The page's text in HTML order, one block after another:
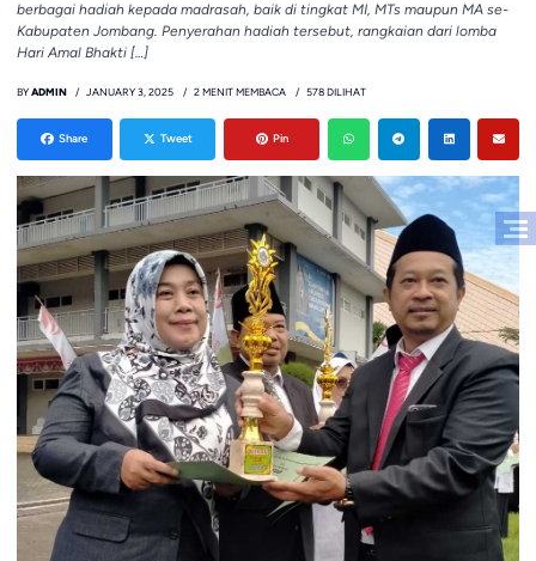
berbagai hadiah kepada madrasah, baik di tingkat MI, MTs maupun MA se-
Kabupaten Jombang. Penyerahan hadiah tersebut, rangkaian dari lomba
Hari Amal Bhakti […]
BY ADMIN JANUARY 3, 2025 2 MENIT MEMBACA 578 DILIHAT
Share Tweet Pin